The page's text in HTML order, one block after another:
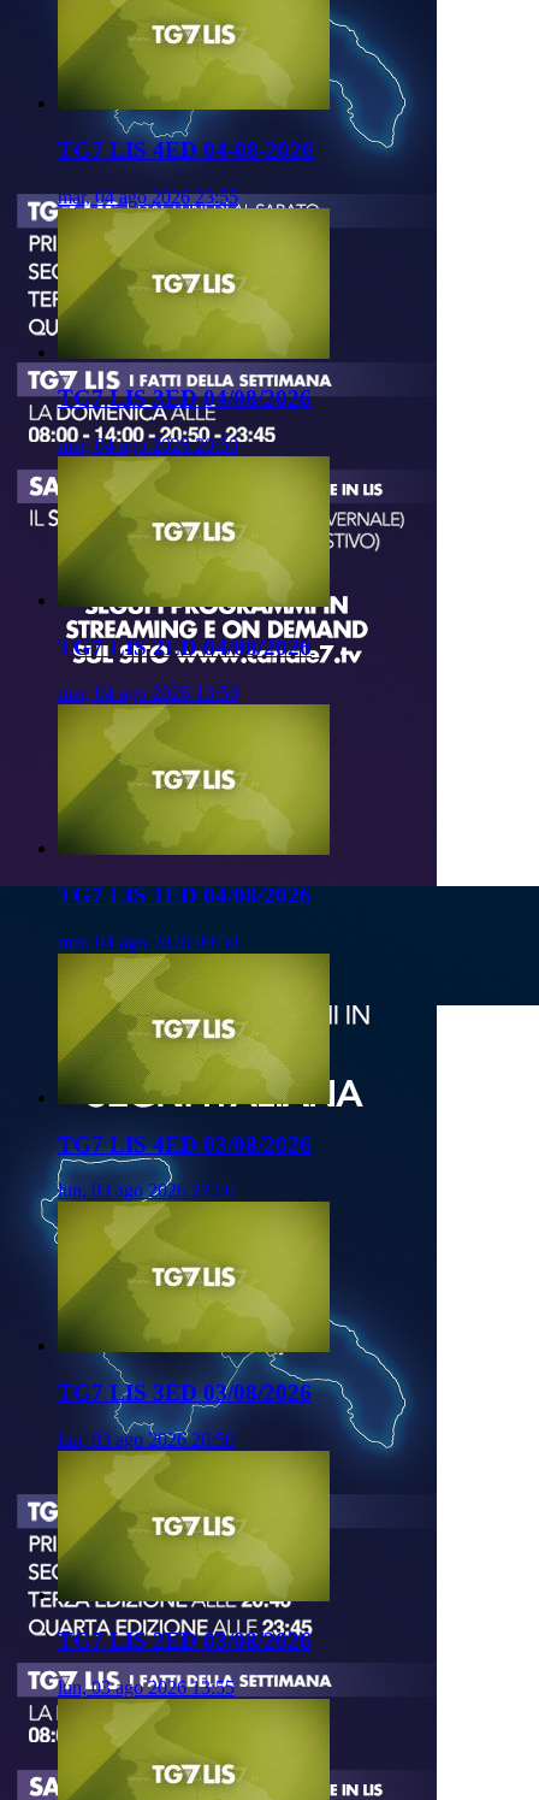
TG7 LIS 4ED 04-08-2026
mar, 04 ago 2026 23:55
TG7 LIS 3ED 04/08/2026
mar, 04 ago 2026 20:50
TG7 LIS 2ED 04/08/2026
mar, 04 ago 2026 13:50
TG7 LIS 1ED 04/08/2026
mar, 04 ago 2026 09:50
TG7 LIS 4ED 03/08/2026
lun, 03 ago 2026 23:50
TG7 LIS 3ED 03/08/2026
lun, 03 ago 2026 20:50
TG7 LIS 2ED 03/08/2026
lun, 03 ago 2026 13:55